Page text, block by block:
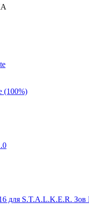
(100%)
для S.T.A.L.K.E.R. Зов